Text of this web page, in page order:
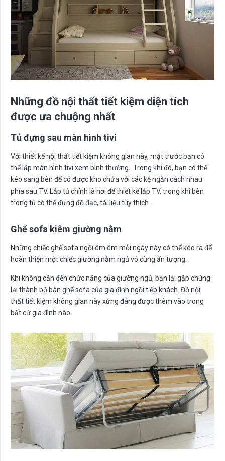
Những đồ nội thất tiết kiệm diện tích
được ưa chuộng nhất
Tủ đựng sau màn hình tivi
Với thiết kế nội thất tiết kiệm không gian này, mặt trước bạn có
thể lắp màn hình tivi xem bình thường. Trong khi đó, bạn có thể
kéo sang bên để có được kho chứa với các kệ ngăn cách nhau
phía sau TV. Lắp tủ chính là nơi để thiết kế lắp TV, trong khi bên
trong tủ có thể đựng đồ đạc, tài liệu tùy thích.
Ghế sofa kiêm giường nằm
Những chiếc ghế sofa ngồi êm êm mỗi ngày này có thể kéo ra để
hoàn thiện một chiếc giường nằm ngủ vô cùng ấn tượng.
Khi không cần đến chức năng của giường ngủ, bạn lại gập chúng
lại thành bộ bàn ghế sofa của gia đình ngồi tiếp khách. Đồ nội
thất tiết kiệm không gian này xứng đáng được thêm vào trong
bất cứ gia đình nào.